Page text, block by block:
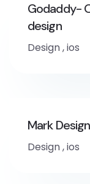
Godaddy-
design
Design,ios
Mark Design
Design,ios